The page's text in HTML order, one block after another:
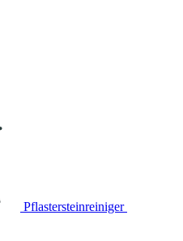
Pflastersteinreiniger